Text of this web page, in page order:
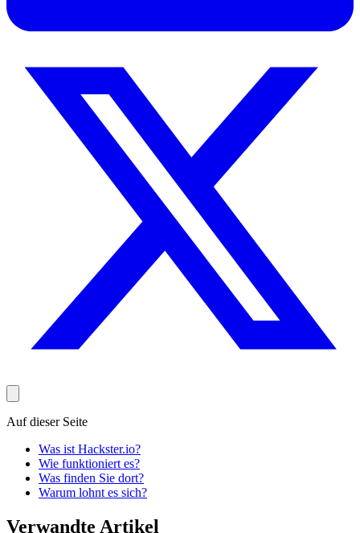
Auf dieser Seite
Was ist Hackster.io?
Wie funktioniert es?
Was finden Sie dort?
Warum lohnt es sich?
Verwandte Artikel